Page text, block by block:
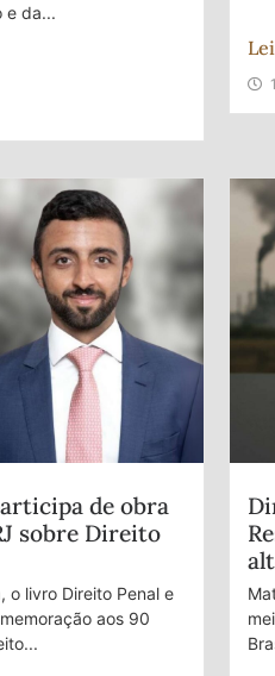
e da...
de obra
sobre Direito
o livro Direito Penal e
aos 90